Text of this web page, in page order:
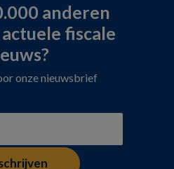
anderen
fiscale
onze nieuwsbrief